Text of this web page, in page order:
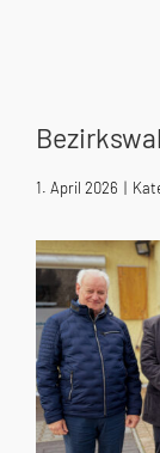
1. April 2026 |